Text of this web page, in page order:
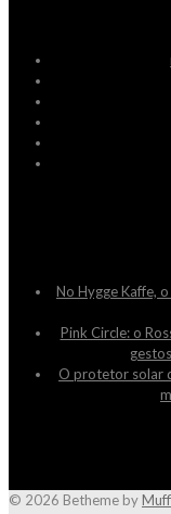
No Hygge Kaffe,
Pink Circle: o
O protetor solar
© 2026 Betheme by